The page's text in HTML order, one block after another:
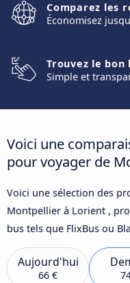
Comparez les
Économisez
Trouvez le bon
Simple et
Voici une
pour voyager de
Voici une sélection des
Montpellier à Lorient ,
bus tels que FlixBus ou
Aujourd'hui
66 €